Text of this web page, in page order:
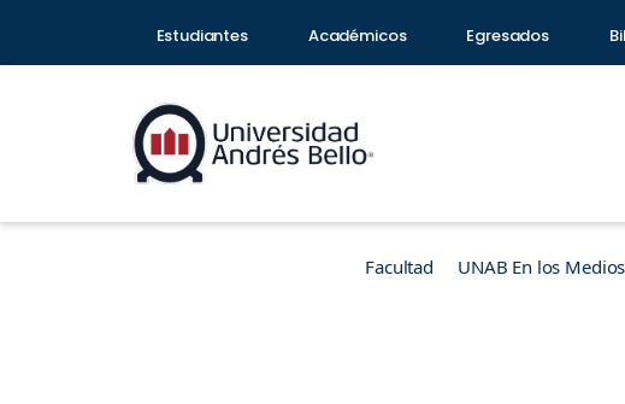
Estudiantes Académicos Egresados
Facultad UNAB En los Medios